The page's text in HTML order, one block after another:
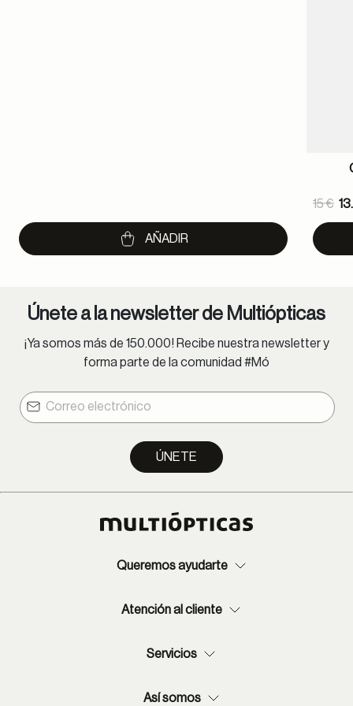
AÑADIR
15 €
to
Únete a la newsletter de Multiópticas
¡Ya somos más de 150.000! Recibe nuestra newsletter y
forma parte de la comunidad #Mó
ÚNETE
Queremos ayudarte
Atención al cliente
Servicios
Así somos